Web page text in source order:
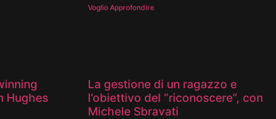
Voglio Approfondire
Hughes
La gestione di un ragazzo e
l’obiettivo del “riconoscere”, con
Michele Sbravati